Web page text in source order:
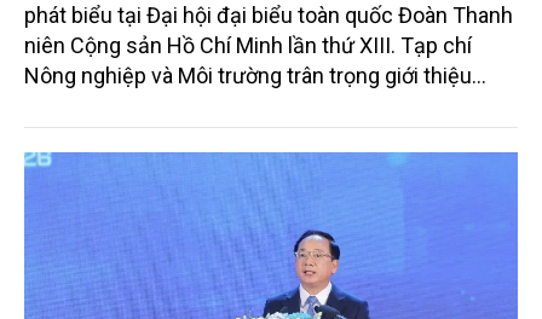
phát biểu tại Đại hội đại biểu toàn quốc Đoàn Thanh
niên Cộng sản Hồ Chí Minh lần thứ XIII. Tạp chí
Nông nghiệp và Môi trường trân trọng giới thiệu
nước Tô Lâm.